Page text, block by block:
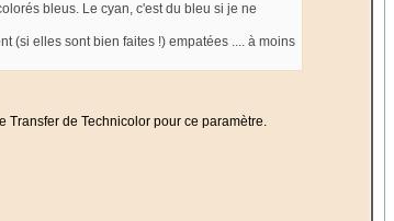
bleus. Le cyan, c'est du bleu si je ne
(si elles sont bien faites !) empatées .... à moins
Transfer de Technicolor pour ce paramètre.